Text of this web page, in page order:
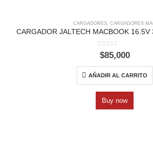
CARGADORES, CARGADORES
CARGADOR JALTECH MACBOOK 16.5V
0out of 5
$85,000
AÑADIR AL CARRITO
Buy now